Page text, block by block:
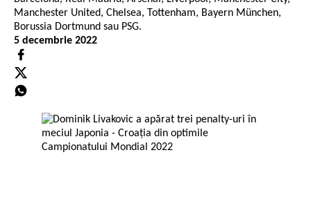
Manchester United, Chelsea, Tottenham, Bayern München,
Borussia Dortmund sau PSG.
5 decembrie 2022